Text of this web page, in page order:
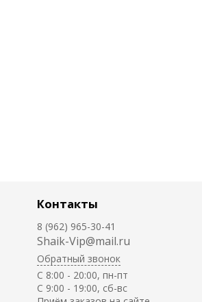
Контакты
8 (962) 965-30-41
Shaik-Vip@mail.ru
Обратный звонок
C 8:00 - 20:00, пн-пт
С 9:00 - 19:00, сб-вс